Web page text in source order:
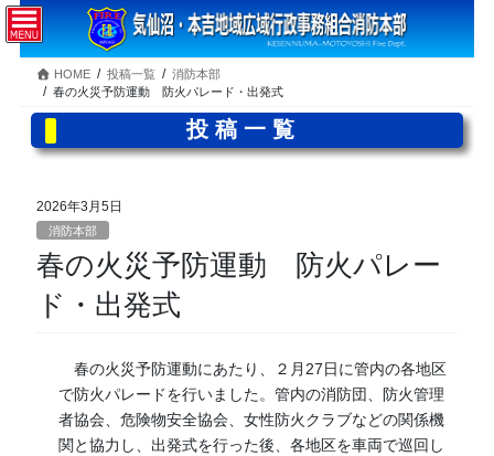
コ
ン
テ
ス
ナ
ビ
ゲ
ン
HOME 投稿一覧
消防本部
春の火災予防運動 防火パレード・出発式
投稿一覧
2026年3月5日
消防本部
春の火災予防運動 防火パレー
ド・出発式
春の火災予防運動にあたり、２月27日に管内の各地区
で防火パレードを行いました。管内の消防団、防火管理
者協会、危険物安全協会、女性防火クラブなどの関係機
関と協力し、出発式を行った後、各地区を車両で巡回し